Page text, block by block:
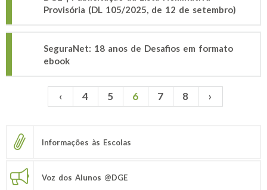
Provisória (DL 105/2025, de 12 de setembro)
SeguraNet: 18 anos de Desafios em formato
ebook
Páginas ‹ 4 5 6 7 8 ›
Informações às Escolas
Voz dos Alunos @DGE